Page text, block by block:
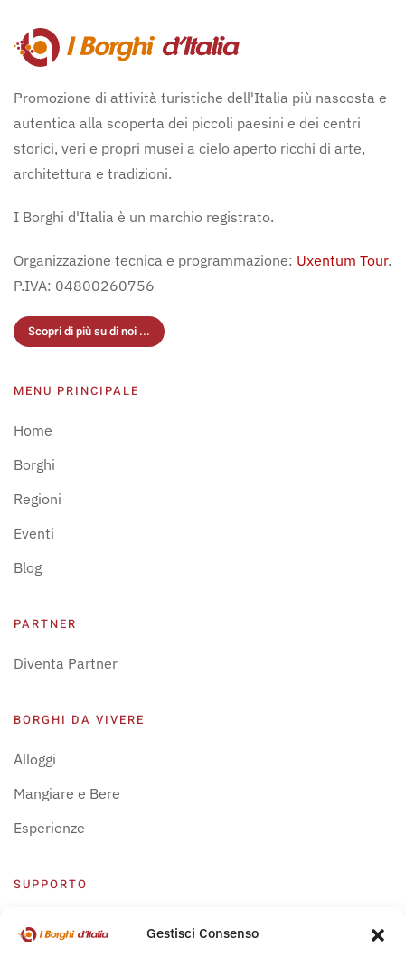
Gestisci Consenso
Promozione di attività turistiche dell'Italia più nascosta e
autentica alla scoperta dei piccoli paesini e dei centri
storici, veri e propri musei a cielo aperto ricchi di arte,
architettura e tradizioni.
I Borghi d'Italia è un marchio registrato.
Organizzazione tecnica e programmazione: Uxentum Tour.
P.IVA: 04800260756
Scopri di più su di noi ...
MENU PRINCIPALE
Home
Borghi
Regioni
Eventi
Blog
PARTNER
Diventa Partner
BORGHI DA VIVERE
Alloggi
Mangiare e Bere
Esperienze
SUPPORTO
Centro Supporto